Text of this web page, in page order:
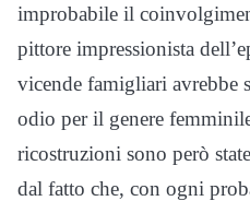
improbabile il
pittore impressionista
vicende famigliari avrebbe
odio per il genere
ricostruzioni sono però
dal fatto che, con ogni